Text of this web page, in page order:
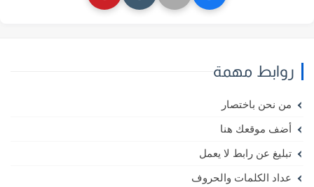
روابط مهمة
من نحن باختصار
أضف موقعك هنا
تبليغ عن رابط لا يعمل
عداد الكلمات والحروف